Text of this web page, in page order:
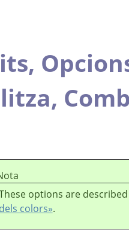
options are
dels colors».